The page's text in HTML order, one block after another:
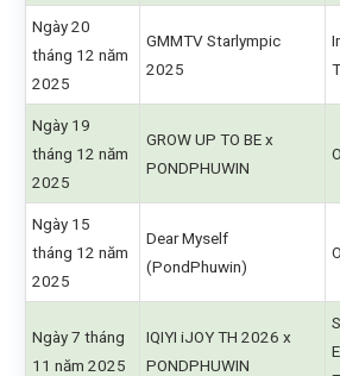
Ngày 20
tháng 12 năm
2025
GMMTV Starlympic
2025
Ngày 19
tháng 12 năm
2025
GROW UP TO BE x
PONDPHUWIN
Ngày 15
tháng 12 năm
2025
Dear Myself
(PondPhuwin)
Ngày 7 tháng
11 năm 2025
IQIYI iJOY TH 2026 x
PONDPHUWIN